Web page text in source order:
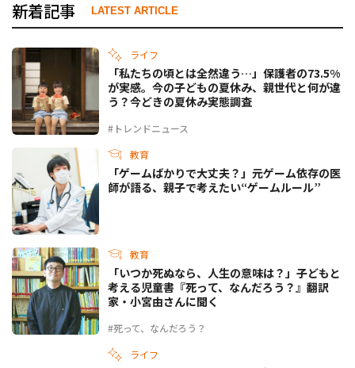
新着記事 LATEST ARTICLE
ライフ
#トレンドニュース
「私たちの頃とは全然違う…」保護者の73.5%
が実感。今の子どもの夏休み、親世代と何が違
う？今どきの夏休み実態調査
教育
「ゲームばかりで大丈夫？」元ゲーム依存の医
師が語る、親子で考えたい“ゲームルール”
教育
#死って、なんだろう？
「いつか死ぬなら、人生の意味は？」子どもと
考える児童書『死って、なんだろう？』翻訳
家・小宮由さんに聞く
ライフ